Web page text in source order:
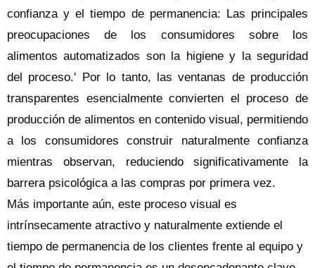
confianza y el tiempo de permanencia: Las principales
preocupaciones de los consumidores sobre los
alimentos automatizados son la higiene y la seguridad
del proceso.' Por lo tanto, las ventanas de producción
transparentes esencialmente convierten el proceso de
producción de alimentos en contenido visual, permitiendo
a los consumidores construir naturalmente confianza
mientras observan, reduciendo significativamente la
barrera psicológica a las compras por primera vez.
Más importante aún, este proceso visual es
intrínsecamente atractivo y naturalmente extiende el
tiempo de permanencia de los clientes frente al equipo y